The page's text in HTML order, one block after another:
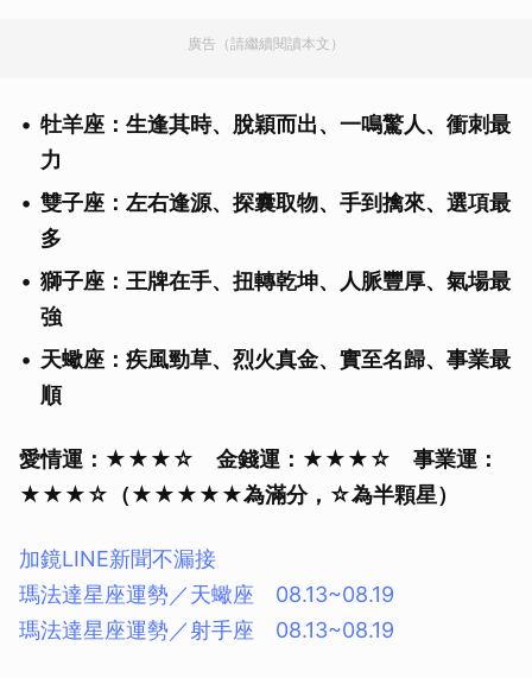
廣告（請繼續閱讀本文）
牡羊座：生逢其時、脫穎而出、一鳴驚人、衝刺最
力
雙子座：左右逢源、探囊取物、手到擒來、選項最
多
獅子座：王牌在手、扭轉乾坤、人脈豐厚、氣場最
強
天蠍座：疾風勁草、烈火真金、實至名歸、事業最
順
愛情運：★★★☆ 金錢運：★★★☆ 事業運：
★★★☆（★★★★★為滿分，☆為半顆星）
加鏡LINE新聞不漏接
瑪法達星座運勢／天蠍座 08.13~08.19
瑪法達星座運勢／射手座 08.13~08.19